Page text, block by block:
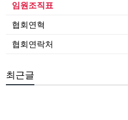
임원조직표
협회연혁
협회연락처
최근글